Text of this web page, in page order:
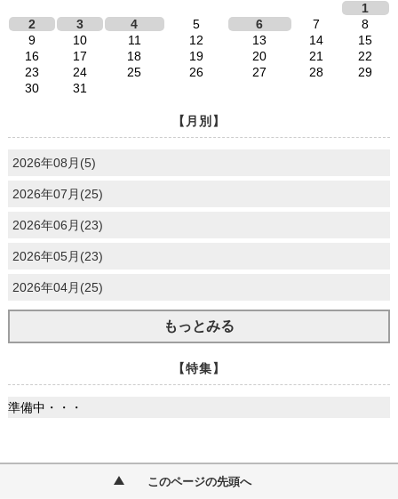
1
2
3 4 5 6 7
8
9
10 11 12 13 14
15
16
17 18 19 20 21
22
23
24 25 26 27 28
29
30
31
【月別】
2026年08月(5)
2026年07月(25)
2026年06月(23)
2026年05月(23)
2026年04月(25)
もっとみる
【特集】
準備中・・・
このページの先頭へ